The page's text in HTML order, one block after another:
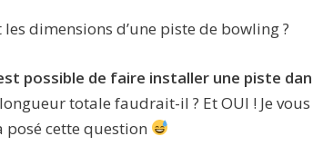
dimensions d’une piste de bowling ?
possible de faire installer une piste
totale faudrait-il ? Et OUI ! Je
posé cette question